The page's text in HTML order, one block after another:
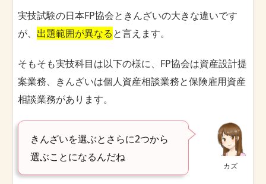
実技試験の日本FP協会ときんざいの大きな違いです
が、 出題範囲が異なると言えます。
そもそも実技科目は以下の様に、FP協会は資産設計提
案業務、きんざいは個人資産相談業務と保険雇用資産
相談業務があります。
カズ
きんざいを選ぶとさらに2つから
選ぶことになるんだね